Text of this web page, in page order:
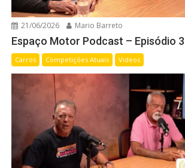
21/06/2026 Mario Barreto
Espaço Motor Podcast – Episódio 3
Carros Competições Atuais Videos